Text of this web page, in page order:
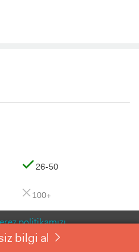
check 26-50
close 100+
politikamızı
bilgi al right